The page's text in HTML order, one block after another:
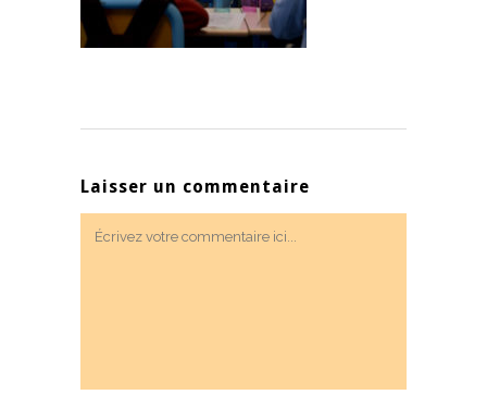
Laisser un commentaire